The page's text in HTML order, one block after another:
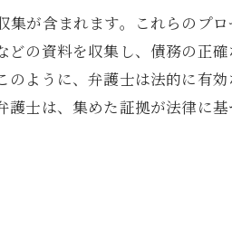
可能な経済再建へのステップ
手続き後の監視とフォローアッ
計画を支える弁護士の貢献
知識に基づく経済改善の提案
が含まれます。これらのプ
の資料を収集し、債務の正
ように、弁護士は法的に有
士は、集めた証拠が法律に